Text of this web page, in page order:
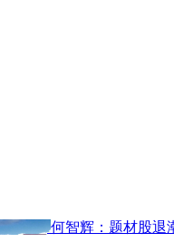
何智辉：题材股退